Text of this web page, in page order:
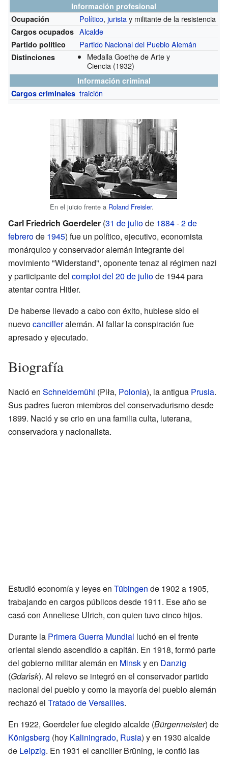
Información profesional
Ocupación
Político,juristay militante de la resistencia
Cargos ocupados Alcalde
Partido político Partido Nacional del Pueblo Alemán
Distinciones
Medalla Goethe de Arte y
Ciencia (1932)
Información criminal
Cargos criminales traición
En el juicio frente a Roland Freisler.
Carl Friedrich Goerdeler (31 de juliode 1884-2 de
febrerode 1945) fue un político, ejecutivo, economista
monárquico y conservador alemán integrante del
movimiento "Widerstand", oponente tenaz al régimen nazi
y participante del complot del 20 de juliode 1944 para
atentar contra Hitler.
De haberse llevado a cabo con éxito, hubiese sido el
nuevocancilleralemán. Al fallar la conspiración fue
apresado y ejecutado.
Biografía
Nació en Schneidemühl (Piła, Polonia), la antigua Prusia.
Sus padres fueron miembros del conservadurismo desde
1899. Nació y se crio en una familia culta, luterana,
conservadora y nacionalista.
Estudió economía y leyes en Tübingen de 1902 a 1905,
trabajando en cargos públicos desde 1911. Ese año se
casó con Anneliese Ulrich, con quien tuvo cinco hijos.
Durante la Primera Guerra Mundial luchó en el frente
oriental siendo ascendido a capitán. En 1918, formó parte
del gobierno militar alemán en Minsky en Danzig
(Gdańsk). Al relevo se integró en el conservador partido
nacional del pueblo y como la mayoría del pueblo alemán
rechazó el Tratado de Versailles.
En 1922, Goerdeler fue elegido alcalde (Bürgermeister) de
Königsberg (hoy Kaliningrado, Rusia) y en 1930 alcalde
de Leipzig. En 1931 el canciller Brüning, le confió las